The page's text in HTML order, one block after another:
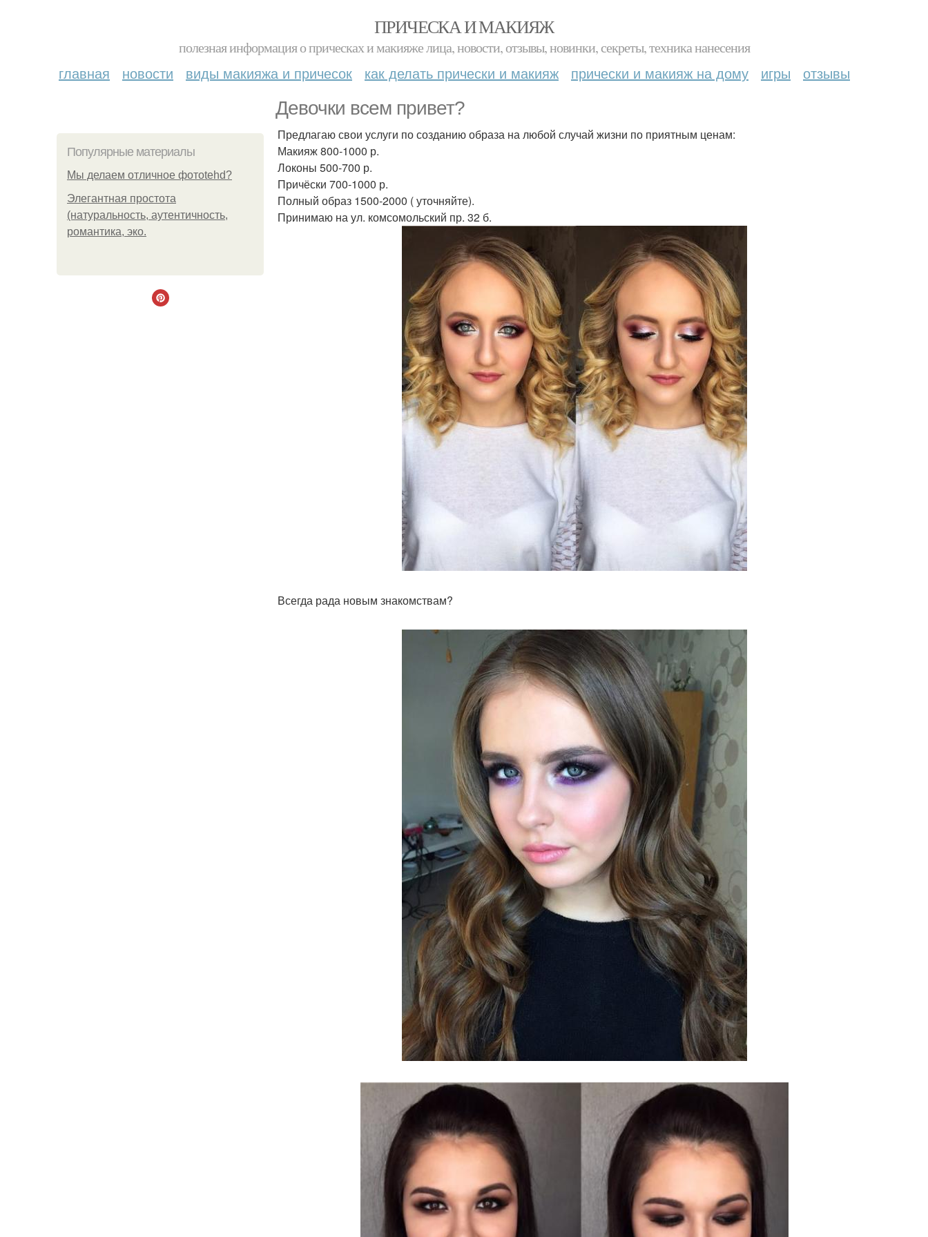
ПРИЧЕСКА И МАКИЯЖ
полезная информация о прическах и макияже лица, новости, отзывы, новинки, секреты, техника нанесения
главная новости виды макияжа и причесок как делать прически и макияж прически и макияж на дому игры отзывы
Девочки всем привет?
Популярные материалы
Мы делаем отличное фотоtehd?
Элегантная простота
(натуральность, аутентичность,
романтика, эко.
Предлагаю свои услуги по созданию образа на любой случай жизни по приятным ценам:
Макияж 800-1000 р.
Локоны 500-700 р.
Причёски 700-1000 р.
Полный образ 1500-2000 ( уточняйте).
Принимаю на ул. комсомольский пр. 32 б.
Всегда рада новым знакомствам?